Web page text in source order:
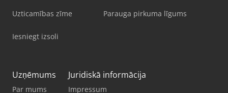
Uzticamības zīme
Iesniegt izsoli
Parauga pirkuma līgums
Uzņēmums
Par mums
Juridiskā informācija
Impressum